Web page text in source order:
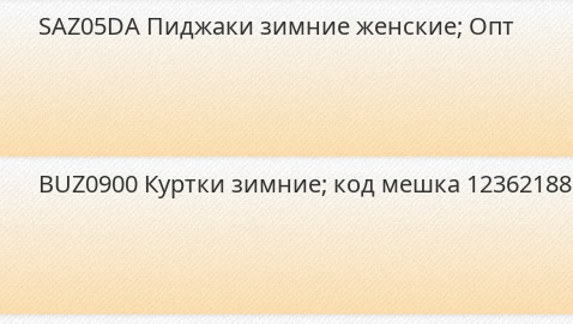
SAZ05DA Пиджаки зимние женские; Опт
BUZ0900 Куртки зимние; код мешка 12362188